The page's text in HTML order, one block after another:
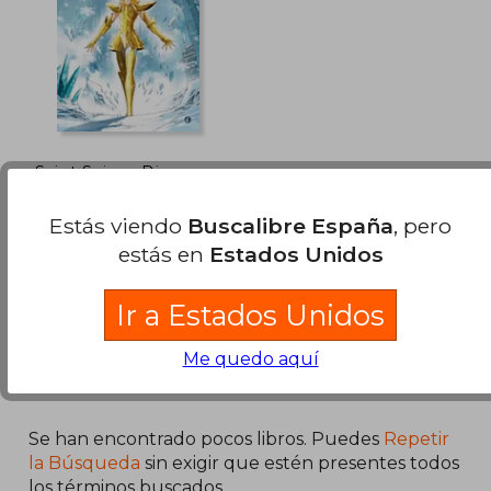
5% 30,83 €
Saint Seiya - Die
Vorzugsausgabe) (en
Jérôme Alquié; Masami
Kurumada; Arnaud Dollen;
Silvano Loureiro Pinto
Crocu, 2025, Tapa Dura,
Se han encontrado pocos libros. Puedes Repetir
la Búsqueda sin exigir que estén presentes todos
los términos buscados..
Estás viendo Buscalibre España, pero
estás en Estados Unidos
Ir a Estados Unidos
Me quedo aquí